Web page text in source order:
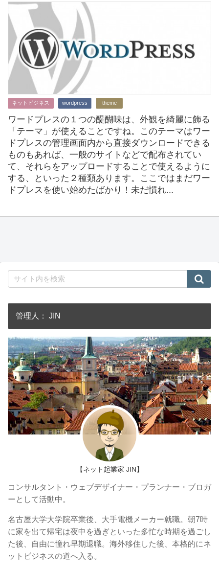
ネットビジネス wordpress theme
ワードプレスの１つの醍醐味は、外観を綺麗に飾る
「テーマ」が使えることですね。このテーマはワー
ドプレスの管理画面内から直接ダウンロードできる
ものもあれば、一般のサイトなどで配布されてい
て、それらをアップロードすることで使えるように
する、といった２種類あります。ここではまだワー
ドプレスを使い始めたばかり！未だ慣れ...
管理人： JIN
【ネット起業家 JIN】
コンサルタント・ウェブデザイナー・プランナー・ブロガ
ーとして活動中。
名古屋大学大学院卒業後、大手電機メーカー就職。朝7時
に家を出て帰宅は夜中を過ぎといった多忙な時期を過ごし
た後、自由に憧れ早期退職。海外移住した後、本格的にネ
ットビジネスの道へ入る。